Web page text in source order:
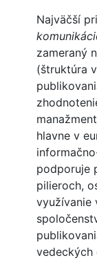
Najväčší
zameraný
(štruktúra
hlavne v
podporuje
pilieroch,
využívanie
vedeckých